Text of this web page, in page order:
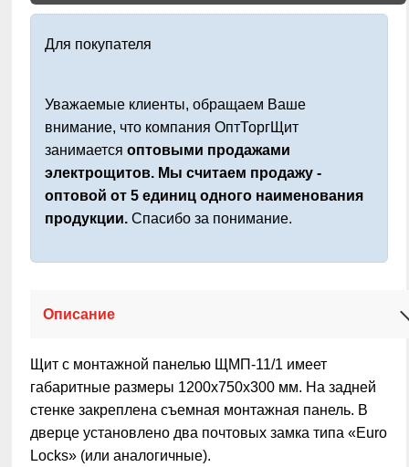
Для покупателя
Уважаемые клиенты, обращаем Ваше
внимание, что компания ОптТоргЩит
занимается оптовыми продажами
электрощитов. Мы считаем продажу -
оптовой от 5 единиц одного наименования
продукции. Спасибо за понимание.
Описание
Щит с монтажной панелью ЩМП-11/1 имеет
габаритные размеры 1200х750х300 мм. На задней
стенке закреплена съемная монтажная панель. В
дверце установлено два почтовых замка типа «Euro
Locks» (или аналогичные).